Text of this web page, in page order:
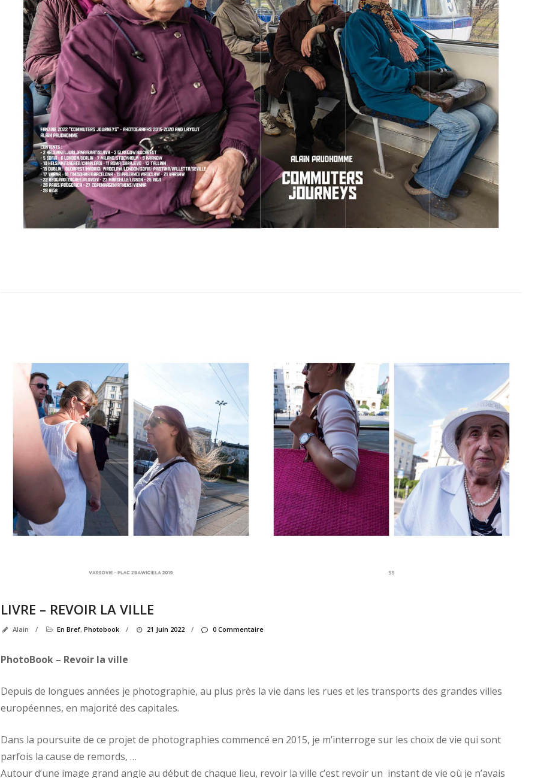
LIVRE – REVOIR LA VILLE
Alain / En Bref, Photobook / 21 Juin 2022 / 0 Commentaire
PhotoBook – Revoir la ville
Depuis de longues années je photographie, au plus près la vie dans les rues et les transports des grandes villes
européennes, en majorité des capitales.
Dans la poursuite de ce projet de photographies commencé en 2015, je m’interroge sur les choix de vie qui sont
parfois la cause de remords, …
Autour d’une image grand angle au début de chaque lieu, revoir la ville c’est revoir un instant de vie où je n’avais